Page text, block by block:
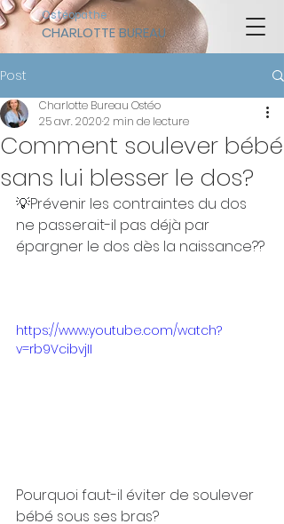
CHARLOTTE BUREAU
Ostéopathe
Post
Comment soulever bébé
sans lui blesser le dos?
Charlotte Bureau Ostéo
25 avr. 20202 min de lecture
💡Prévenir les contraintes du dos
ne passerait-il pas déjà par
épargner le dos dès la naissance??
https://www.youtube.com/watch?
v=rb9VcibvjII
Pourquoi faut-il éviter de soulever
bébé sous ses bras?